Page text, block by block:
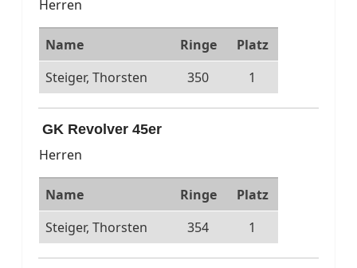
Herren
Name Ringe
Platz
Steiger, Thorsten
350 1
GK Revolver 45er
Herren
Name Ringe
Platz
Steiger, Thorsten
354 1